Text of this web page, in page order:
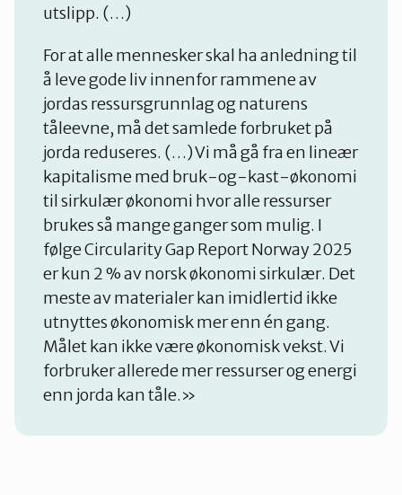
utslipp. (…)
For at alle mennesker skal ha anledning til
å leve gode liv innenfor rammene av
jordas ressursgrunnlag og naturens
tåleevne, må det samlede forbruket på
jorda reduseres. (…) Vi må gå fra en lineær
kapitalisme med bruk-og-kast-økonomi
til sirkulær økonomi hvor alle ressurser
brukes så mange ganger som mulig. I
følge Circularity Gap Report Norway 2025
er kun 2 % av norsk økonomi sirkulær. Det
meste av materialer kan imidlertid ikke
utnyttes økonomisk mer enn én gang.
Målet kan ikke være økonomisk vekst. Vi
forbruker allerede mer ressurser og energi
enn jorda kan tåle.»